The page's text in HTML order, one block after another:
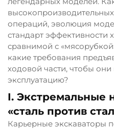
операций, эволюция
стандарт эффективности
сравнимой с
какие требования
ходовой части, чтобы
эксплуатацию?
I. Экстремальные
«сталь против
Карьерные экскаваторы